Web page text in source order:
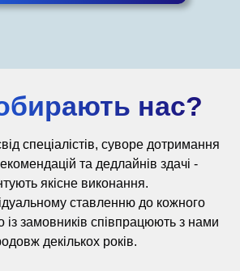
нас?
спеціалістів, суворе дотримання
та дедлайнів здачі -
якісне виконання.
ставленню до кожного
із замовників співпрацюють з нами
декількох років.